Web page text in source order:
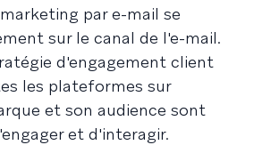
par e-mail se
sur le canal de l'e-mail.
d'engagement client
les plateformes sur
et son audience sont
et d'interagir.